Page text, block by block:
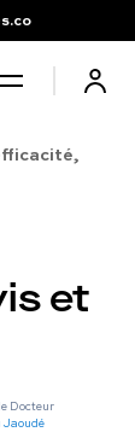
et
Docteur
Jaoudé